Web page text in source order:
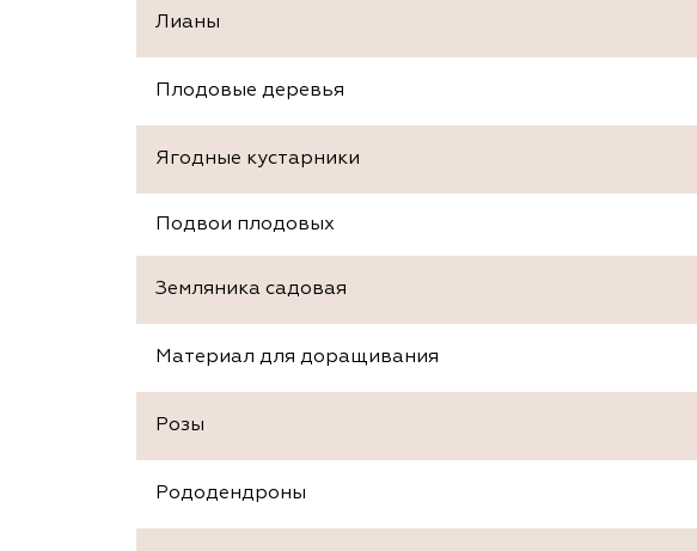
Лианы
Плодовые деревья
Ягодные кустарники
Подвои плодовых
Земляника садовая
Материал для доращивания
Розы
Рододендроны